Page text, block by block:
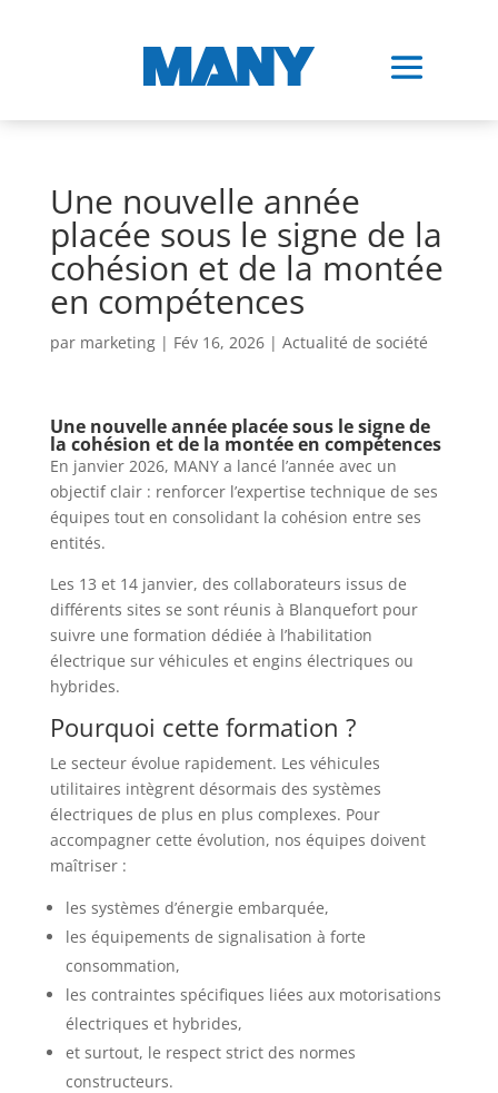
Une nouvelle année
placée sous le signe de la
cohésion et de la montée
en compétences
par marketing| Fév 16, 2026| Actualité de société
Une nouvelle année placée sous le signe de
la cohésion et de la montée en compétences
En janvier 2026, MANY a lancé l’année avec un
objectif clair : renforcer l’expertise technique de ses
équipes tout en consolidant la cohésion entre ses
entités.
Les 13 et 14 janvier, des collaborateurs issus de
différents sites se sont réunis à Blanquefort pour
suivre une formation dédiée à l’habilitation
électrique sur véhicules et engins électriques ou
hybrides.
Pourquoi cette formation ?
Le secteur évolue rapidement. Les véhicules
utilitaires intègrent désormais des systèmes
électriques de plus en plus complexes. Pour
accompagner cette évolution, nos équipes doivent
maîtriser :
les systèmes d’énergie embarquée,
les équipements de signalisation à forte
consommation,
les contraintes spécifiques liées aux motorisations
électriques et hybrides,
et surtout, le respect strict des normes
constructeurs.